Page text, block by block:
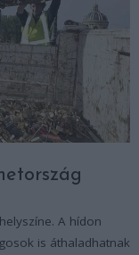
A hídon
is áthaladhatnak